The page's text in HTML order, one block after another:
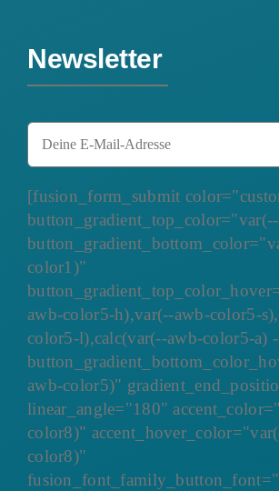
Newsletter
[fusion_form_submit
color1)"
awb-color5-h),var(--awb-color5-
color5-l),calc(var(--awb-color5-a)
awb-color5)"
linear_angle="180"
color8)"
color8)"